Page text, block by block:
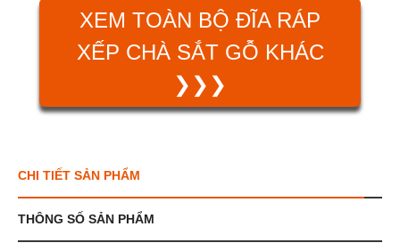
XEM TOÀN BỘ ĐĨA RÁP
XẾP CHÀ SẮT GỖ KHÁC
❯❯❯
CHI TIẾT SẢN PHẨM
THÔNG SỐ SẢN PHẨM